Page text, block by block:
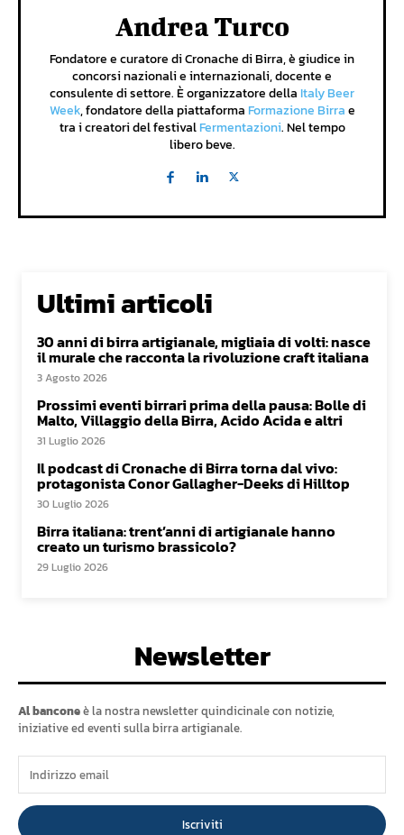
Andrea Turco
Fondatore e curatore di Cronache di Birra, è giudice in
concorsi nazionali e internazionali, docente e
consulente di settore. È organizzatore della Italy Beer
Week, fondatore della piattaforma Formazione Birrae
tra i creatori del festivalFermentazioni. Nel tempo
libero beve.
Ultimi articoli
30 anni di birra artigianale, migliaia di volti: nasce
il murale che racconta la rivoluzione craft italiana
3 Agosto 2026
Prossimi eventi birrari prima della pausa: Bolle di
Malto, Villaggio della Birra, Acido Acida e altri
31 Luglio 2026
Il podcast di Cronache di Birra torna dal vivo:
protagonista Conor Gallagher-Deeks di Hilltop
30 Luglio 2026
Birra italiana: trent’anni di artigianale hanno
creato un turismo brassicolo?
29 Luglio 2026
Newsletter
Al banconeè la nostra newsletter quindicinale con notizie,
iniziative ed eventi sulla birra artigianale.
Iscriviti